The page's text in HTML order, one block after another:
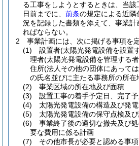
る工事をしようとするときは、当
日前までに、 前条の規定による近隣
況を記録した書類を添えて、事業
ればならない。
2
事業計画には、次に掲げる事項を
(1)
設置者(太陽光発電設備を設置
理者(太陽光発電設備を管理する
住所(法人その他の団体にあって
の氏名並びに主たる事務所の所在
(2)
事業区域の所在地及び面積
(3)
設置工事の着手予定日、完了
(4)
太陽光発電設備の構造及び発
(5)
太陽光発電設備の保守点検及
(6)
事業終了後の適切な撤去及び
要な費用に係る計画
(7)
その他市長が必要と認める事項